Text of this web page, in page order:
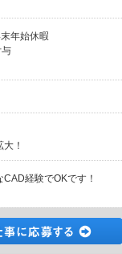
年始休暇
！
経験でOKです！